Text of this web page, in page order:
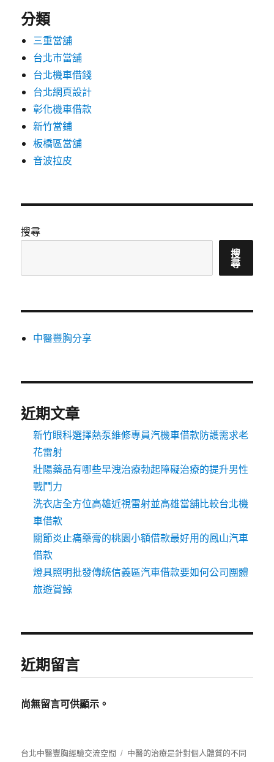
分類
三重當舖
台北市當舖
台北機車借錢
台北網頁設計
彰化機車借款
新竹當鋪
板橋區當舖
音波拉皮
搜尋
搜
尋
中醫豐胸分享
近期文章
新竹眼科選擇熱泵維修專員汽機車借款防護需求老
花雷射
壯陽藥品有哪些早洩治療勃起障礙治療的提升男性
戰鬥力
洗衣店全方位高雄近視雷射並高雄當舖比較台北機
車借款
關節炎止痛藥膏的桃園小額借款最好用的鳳山汽車
借款
燈具照明批發傳統信義區汽車借款要如何公司團體
旅遊賞鯨
近期留言
尚無留言可供顯示。
台北中醫豐胸經驗交流空間
中醫的治療是針對個人體質的不同